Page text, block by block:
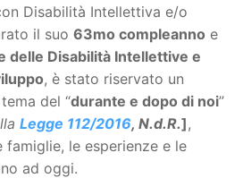
Disabilità Intellettiva e/o
il suo 63mo compleanno e
delle Disabilità Intellettive e
, è stato riservato un
del “durante e dopo di noi”
Legge 112/2016, N.d.R.],
le esperienze e le
ad oggi.